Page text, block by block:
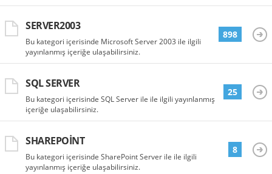
SERVER2003
Bu kategori içerisinde Microsoft Server 2003 ile ilgili
yayınlanmış içeriğe ulaşabilirsiniz.
898
SQL SERVER
Bu kategori içerisinde SQL Server ile ile ilgili yayınlanmış
içeriğe ulaşabilirsiniz.
25
SHAREPOINT
Bu kategori içerisinde SharePoint Server ile ile ilgili
yayınlanmış içeriğe ulaşabilirsiniz.
8